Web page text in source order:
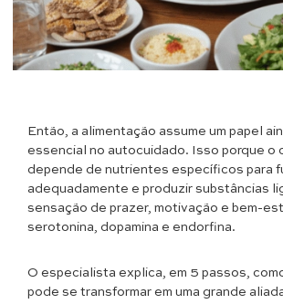
Então, a alimentação assume um papel
essencial no autocuidado. Isso porque o
depende de nutrientes específicos para
adequadamente e produzir substâncias
sensação de prazer, motivação e bem-
serotonina, dopamina e endorfina.
O especialista explica, em 5 passos,
pode se transformar em uma grande